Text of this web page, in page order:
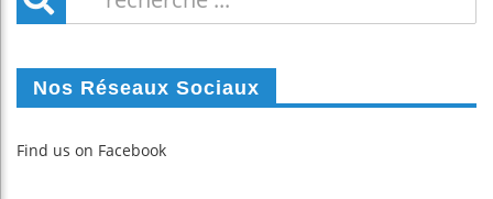
Nos Réseaux Sociaux
Find us on Facebook